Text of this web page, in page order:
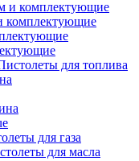
комплектующие
для топлива
для газа
для масла